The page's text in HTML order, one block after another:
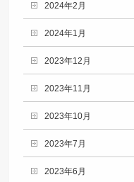
2024年2月
2024年1月
2023年12月
2023年11月
2023年10月
2023年7月
2023年6月